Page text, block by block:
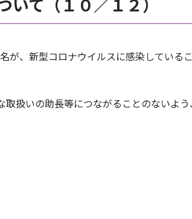
が、新型コロナウイルスに感染している
扱いの助長等につながることのないよ